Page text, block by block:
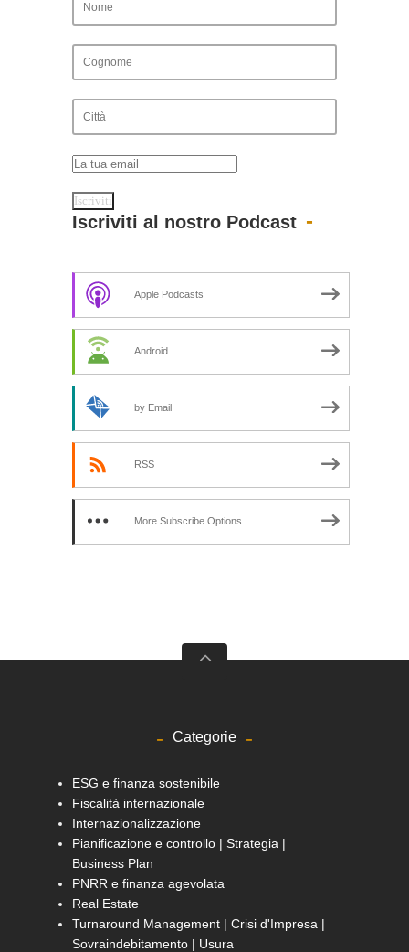
Iscriviti al nostro Podcast
Apple Podcasts
Android
by Email
RSS
More Subscribe Options
Categorie
ESG e finanza sostenibile
Fiscalità internazionale
Internazionalizzazione
Pianificazione e controllo | Strategia |
Business Plan
PNRR e finanza agevolata
Real Estate
Turnaround Management | Crisi d'Impresa |
Sovraindebitamento | Usura